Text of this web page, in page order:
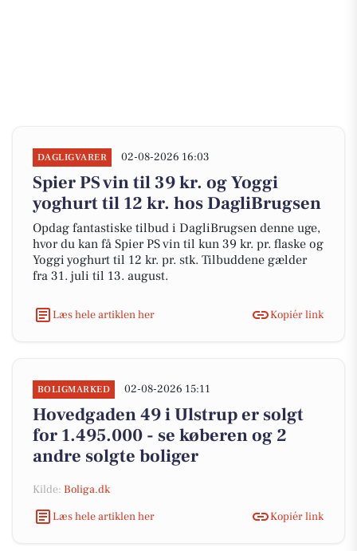
DAGLIGVARER 02-08-2026 16:03
Spier PS vin til 39 kr. og Yoggi
yoghurt til 12 kr. hos DagliBrugsen
Opdag fantastiske tilbud i DagliBrugsen denne uge,
hvor du kan få Spier PS vin til kun 39 kr. pr. flaske og
Yoggi yoghurt til 12 kr. pr. stk. Tilbuddene gælder
fra 31. juli til 13. august.
Læs hele artiklen her Kopiér link
BOLIGMARKED 02-08-2026 15:11
Hovedgaden 49 i Ulstrup er solgt
for 1.495.000 - se køberen og 2
andre solgte boliger
Kilde: Boliga.dk
Læs hele artiklen her
Kopiér link